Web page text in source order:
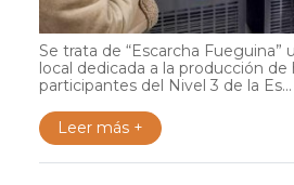
Se trata de “Escarcha Fueguina”
local dedicada a la producción
participantes del Nivel 3 de la Es...
Leer más +